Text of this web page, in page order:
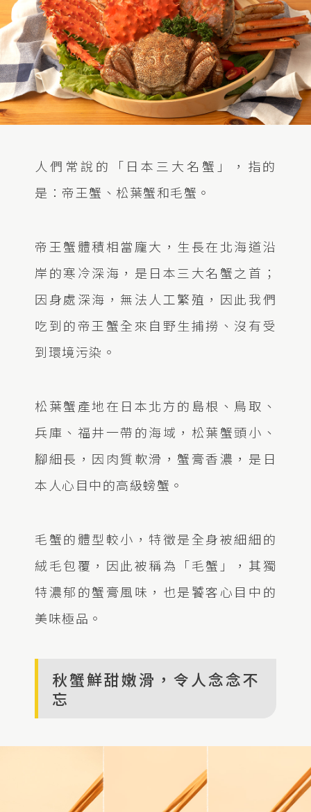
人們常說的「日本三大名蟹」，指的
是：帝王蟹、松葉蟹和毛蟹。
帝王蟹體積相當龐大，生長在北海道沿
岸的寒冷深海，是日本三大名蟹之首；
因身處深海，無法人工繁殖，因此我們
吃到的帝王蟹全來自野生捕撈、沒有受
到環境污染。
松葉蟹產地在日本北方的島根、鳥取、
兵庫、福井一帶的海域，松葉蟹頭小、
腳細長，因肉質軟滑，蟹膏香濃，是日
本人心目中的高級螃蟹。
毛蟹的體型較小，特徵是全身被細細的
絨毛包覆，因此被稱為「毛蟹」，其獨
特濃郁的蟹膏風味，也是饕客心目中的
美味極品。
秋蟹鮮甜嫩滑，令人念念不
忘